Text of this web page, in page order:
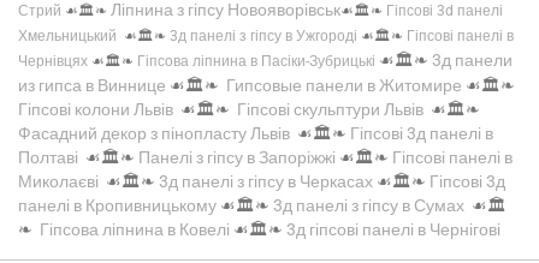
Стрий ☙🏛️❧ Ліпнина з гіпсу Новояворівськ☙🏛️❧ Гіпсові 3d панелі
Хмельницький ☙🏛️❧ 3д панелі з гіпсу в Ужгороді ☙🏛️❧ Гіпсові панелі в
Чернівцях ☙🏛️❧ Гіпсова ліпнина в Пасіки-Зубрицькі ☙🏛️❧ 3д панели
из гипса в Виннице ☙🏛️❧ Гипсовые панели в Житомире ☙🏛️❧
Гіпсові колони Львів ☙🏛️❧ Гіпсові скульптури Львів ☙🏛️❧
Фасадний декор з пінопласту Львів ☙🏛️❧ Гіпсові 3д панелі в
Полтаві ☙🏛️❧ Панелі з гіпсу в Запоріжжі ☙🏛️❧ Гіпсові панелі в
Миколаєві ☙🏛️❧ 3д панелі з гіпсу в Черкасах ☙🏛️❧ Гіпсові 3д
панелі в Кропивницькому ☙🏛️❧ 3д панелі з гіпсу в Сумах ☙🏛️
❧ Гіпсова ліпнина в Ковелі ☙🏛️❧ 3д гіпсові панелі в Чернігові